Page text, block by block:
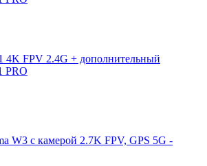
4K FPV 2.4G + дополнительный
PRO